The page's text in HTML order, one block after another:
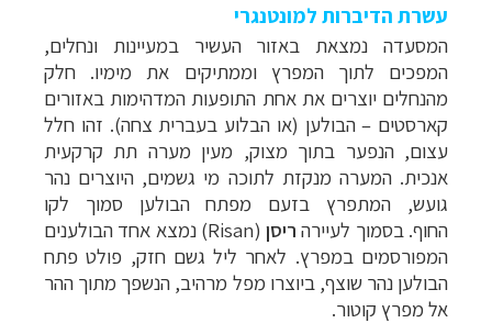
עשרת הדיברות למונטנגרי
המסעדה נמצאת באזור העשיר במעיינות ונחלים,
המפכים לתוך המפרץ וממתיקים את מימיו. חלק
מהנחלים יוצרים את אחת התופעות המדהימות באזורים
קארסטים – הבולען (או הבלוע בעברית צחה). זהו חלל
עצום, הנפער בתוך מצוק, מעין מערה תת קרקעית
אנכית. המערה מנקזת לתוכה מי גשמים, היוצרים נהר
גועש, המתפרץ בזעם מפתח הבולען סמוך לקו
החוף.בסמוך לעיירה ריסן(
Risan) נמצא אחד הבולענים
המפורסמים במפרץ. לאחר ליל גשם חזק, פולט פתח
הבולען נהר שוצף, ביוצרו מפל מרהיב, הנשפך מתוך ההר
אל מפרץ קוטור.
להסבר על השירות »